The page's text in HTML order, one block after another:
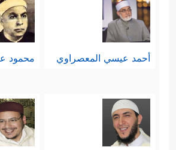
أحمد عيسي المعصراوي محمود